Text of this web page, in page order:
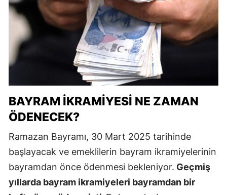
BAYRAM İKRAMIYESI NE ZAMAN
ÖDENECEK?
Ramazan Bayramı, 30 Mart 2025 tarihinde
başlayacak ve emeklilerin bayram ikramiyelerinin
bayramdan önce ödenmesi bekleniyor. Geçmiş
yıllarda bayram ikramiyeleri bayramdan bir